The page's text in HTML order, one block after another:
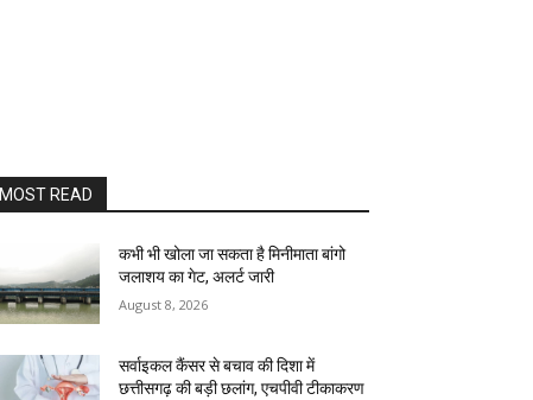
MOST READ
कभी भी खोला जा सकता है मिनीमाता बांगो
जलाशय का गेट, अलर्ट जारी
August 8, 2026
सर्वाइकल कैंसर से बचाव की दिशा में
छत्तीसगढ़ की बड़ी छलांग, एचपीवी टीकाकरण